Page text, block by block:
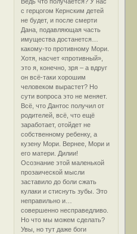
с герцогом Кернским детей
не будет, и после смерти
Дана, подавляющая часть
имущества достанется…
какому-то противному Мори.
Хотя, насчет «противный»,
это я, конечно, зря – а вдруг
он всё-таки хорошим
человеком вырастет? Но
сути вопроса это не меняет.
Всё, что Дантос получил от
родителей, всё, что ещё
заработает, отойдет не
собственному ребенку, а
кузену Мори. Вернее, Мори и
его матери. Дилии!
Осознание этой маленькой
прозаической мысли
заставило до боли сжать
кулаки и стиснуть зубы. Это
неправильно и…
совершенно несправедливо.
Но что мы можем сделать?
Увы, но тут даже боги